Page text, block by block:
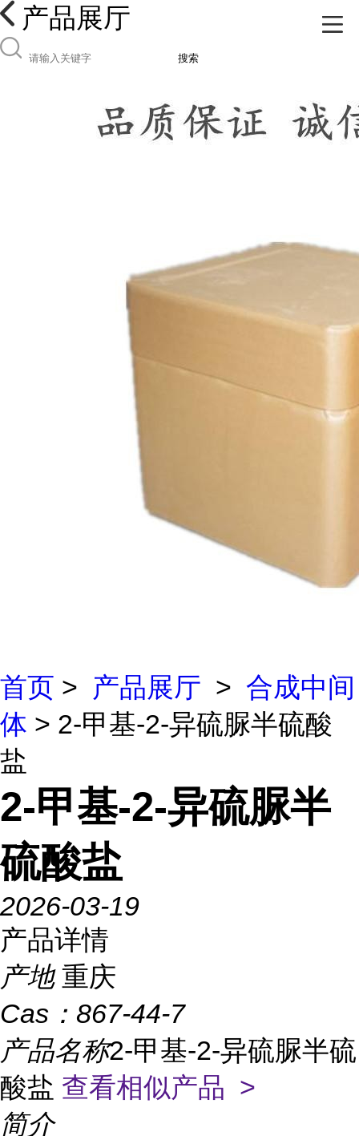
产品展厅
搜索
首页 > 产品展厅 > 合成中间
体 > 2-甲基-2-异硫脲半硫酸
盐
2-甲基-2-异硫脲半
硫酸盐
2026-03-19
产品详情
产地 重庆
Cas： 867-44-7
产品名称2-甲基-2-异硫脲半硫
酸盐 查看相似产品 >
简介